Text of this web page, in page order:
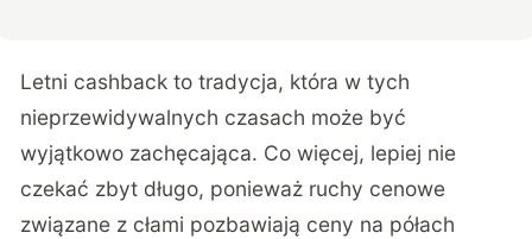
Letni cashback to tradycja, która w tych
nieprzewidywalnych czasach może być
wyjątkowo zachęcająca. Co więcej, lepiej nie
czekać zbyt długo, ponieważ ruchy cenowe
związane z cłami pozbawiają ceny na półach